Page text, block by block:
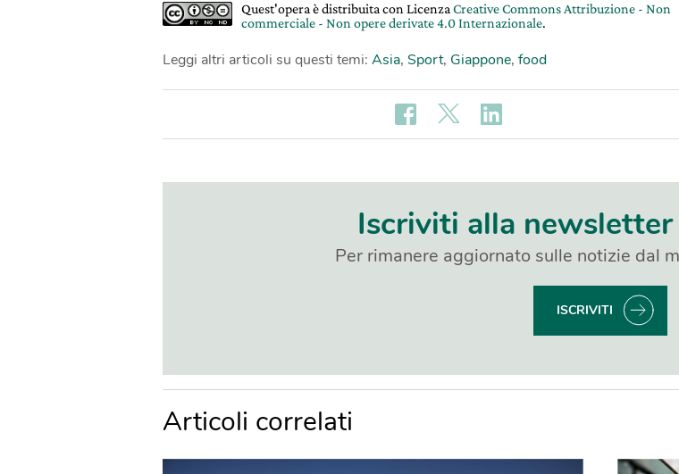
Quest'opera è distribuita con Licenza Creative Commons Attribuzione - Non
commerciale - Non opere derivate 4.0 Internazionale.
Leggi altri articoli su questi temi: Asia, Sport, Giappone, food
Iscriviti alla
Per rimanere aggiornato sulle notizie dal
ISCRIVITI
Articoli correlati